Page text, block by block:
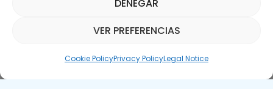
DENEGAR
VER PREFERENCIAS
Cookie PolicyPrivacy PolicyLegal Notice